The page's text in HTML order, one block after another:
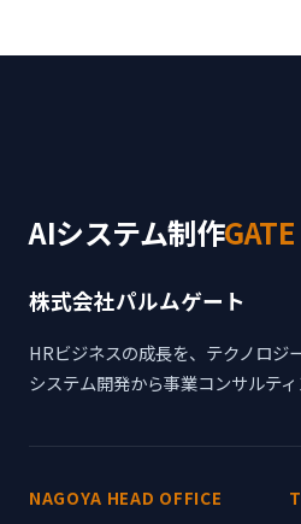
AIシステム制作GATE
株式会社パルムゲート
HRビジネスの成長を、テクノロジ
システム開発から事業コンサルティ
NAGOYA HEAD OFFICE